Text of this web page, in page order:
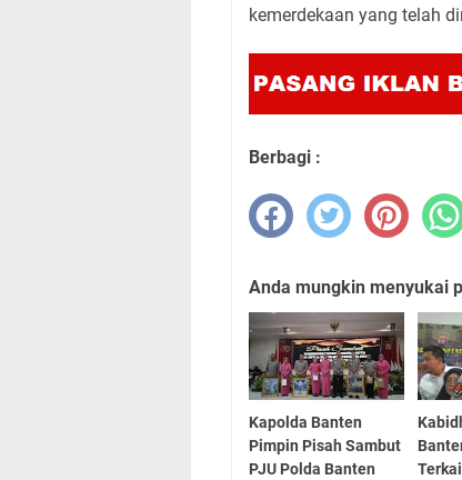
kemerdekaan yang telah
Berbagi :
Anda mungkin menyukai
Kapolda Banten
Pimpin Pisah Sambut
PJU Polda Banten